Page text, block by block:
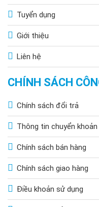
Tuyển dụng
Giới thiệu
Liên hệ
CHÍNH SÁCH
Chính sách đổi trả
Thông tin chuyển khoản
Chính sách bán hàng
Chính sách giao hàng
Điều khoản sử dụng